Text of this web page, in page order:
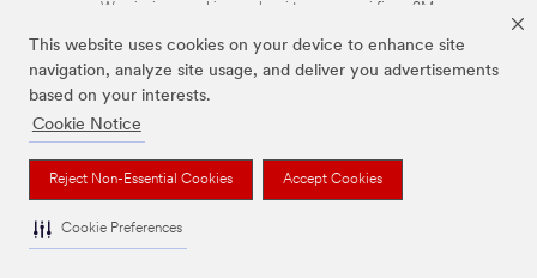
This website uses cookies on your device to enhance site
navigation, analyze site usage, and deliver you advertisements
based on your interests.
Cookie Notice
Reject Non-Essential Cookies Accept Cookies
Cookie Preferences
Wymienione marki są znakami towarowymi firmy 3M.